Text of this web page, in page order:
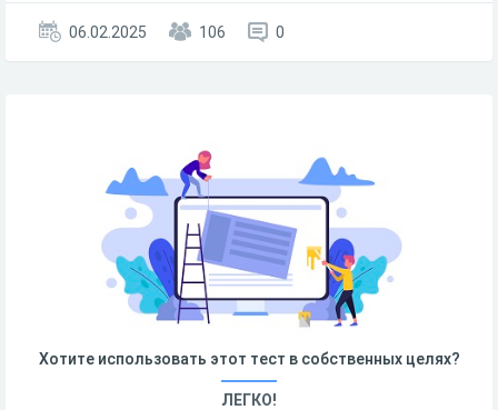
06.02.2025 106 0
Хотите использовать этот тест в собственных целях?
ЛЕГКО!